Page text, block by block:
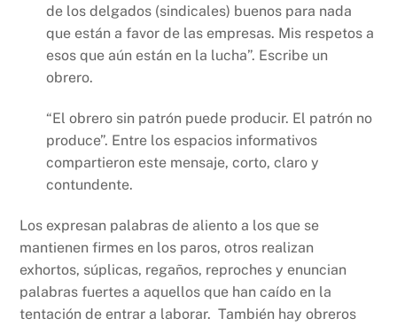
de los delgados (sindicales) buenos para nada
que están a favor de las empresas. Mis respetos a
esos que aún están en la lucha”. Escribe un
obrero.
“El obrero sin patrón puede producir. El patrón no
produce”. Entre los espacios informativos
compartieron este mensaje, corto, claro y
contundente.
Los expresan palabras de aliento a los que se
mantienen firmes en los paros, otros realizan
exhortos, súplicas, regaños, reproches y enuncian
palabras fuertes a aquellos que han caído en la
tentación de entrar a laborar. También hay obreros